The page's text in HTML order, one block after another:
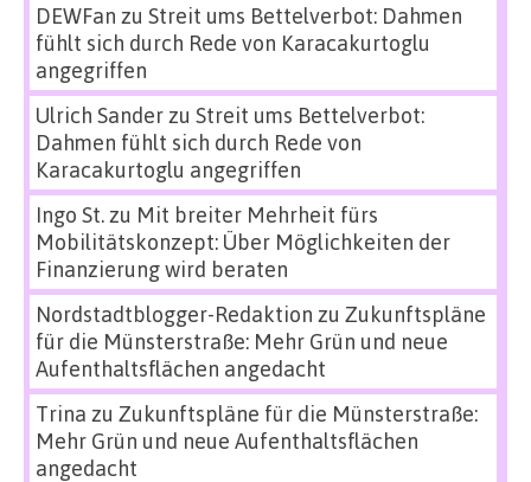
DEWFan zu Streit ums Bettelverbot: Dahmen
fühlt sich durch Rede von Karacakurtoglu
angegriffen
Ulrich Sanderzu Streit ums Bettelverbot:
Dahmen fühlt sich durch Rede von
Karacakurtoglu angegriffen
Ingo St.zu Mit breiter Mehrheit fürs
Mobilitätskonzept: Über Möglichkeiten der
Finanzierung wird beraten
Nordstadtblogger-Redaktion zu Zukunftspläne
für die Münsterstraße: Mehr Grün und neue
Aufenthaltsflächen angedacht
Trina zu Zukunftspläne für die Münsterstraße:
Mehr Grün und neue Aufenthaltsflächen
angedacht